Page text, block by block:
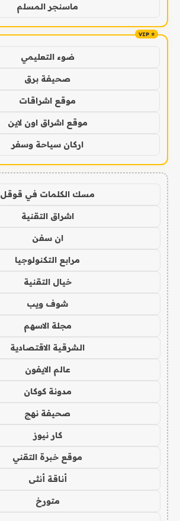
ماسنجر المسلم
ضوء التعليمي
صحيفة برق
موقع اشراقات
موقع اشراق اون لاين
اركان سياحة وسفر
مسك الكلمات في قوقل
اشراق التقنية
ان سفن
مرابع التكنولوجيا
خيال التقنية
شوف ويب
مجلة الاسهم
الشرقية الاقتصادية
عالم الايفون
مدونة كوكان
صحيفة نهج
كار نيوز
موقع خبرة التقني
أناقة أنثى
متورخ